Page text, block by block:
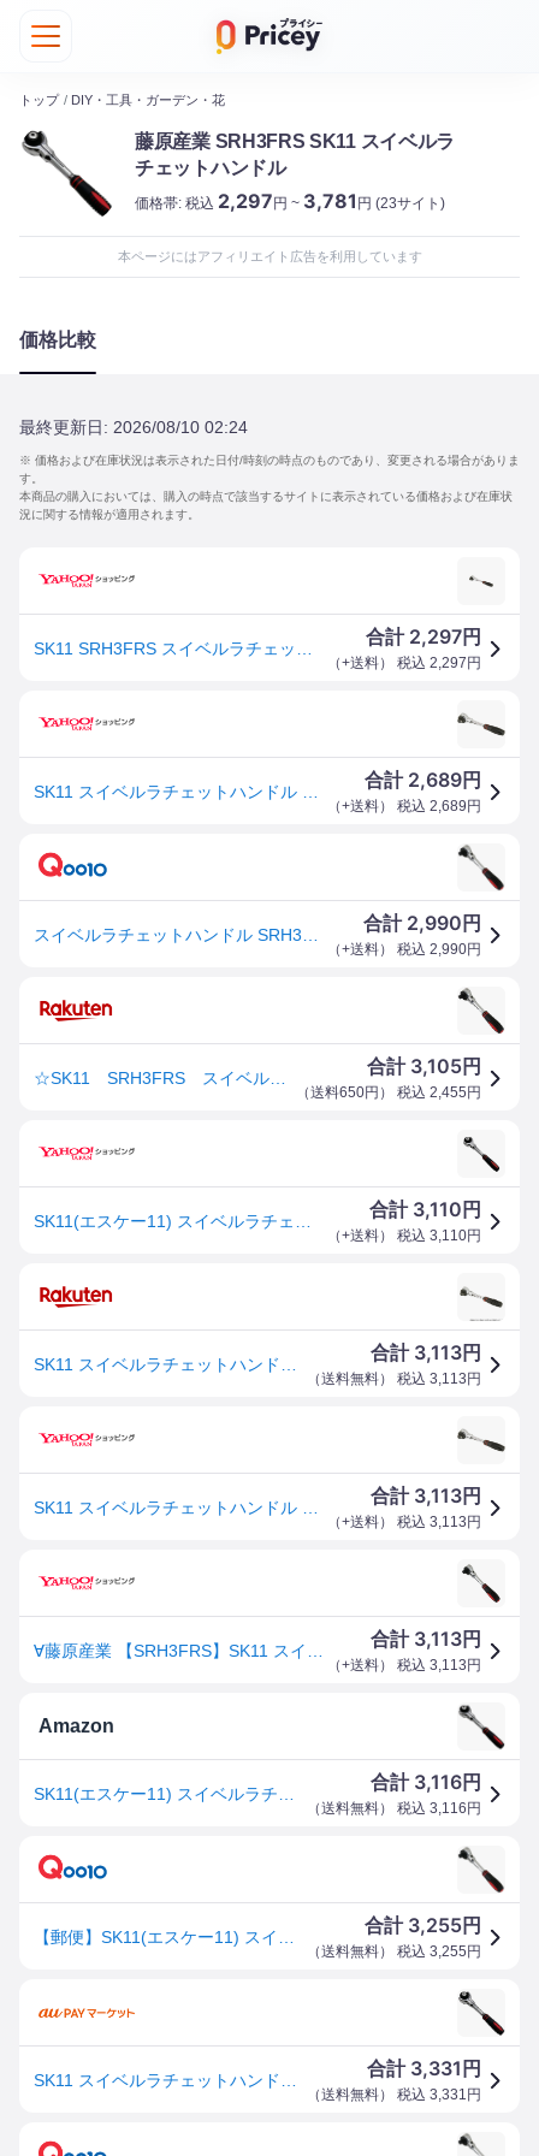
トップ / DIY・工具・ガーデン・花
藤原産業 SRH3FRS SK11 スイベルラ
チェットハンドル
価格帯: 税込 2,297円 ~ 3,781 円 (23サイト)
本ページにはアフィリエイト広告を利用しています
価格比較
最終更新日: 2026/08/10 02:24
※ 価格および在庫状況は表示された日付/時刻の時点のものであり、変更される場合がありま
す。
本商品の購入においては、購入の時点で該当するサイトに表示されている価格および在庫状
況に関する情報が適用されます。
合計 2,297円
（+送料） 税込 2,297 円
合計 2,689円
（+送料） 税込 2,689 円
合計 2,990 円
（+送料） 税込 2,990円
合計 3,105円
（送料650円 ） 税込 2,455 円
合計 3,110 円
（+送料） 税込 3,110円
合計 3,113円
（送料無料） 税込 3,113 円
合計 3,113円
（+送料） 税込 3,113 円
合計 3,113円
（+送料） 税込 3,113 円
Amazon
合計 3,116円
（送料無料） 税込 3,116 円
合計 3,255円
（送料無料） 税込 3,255 円
合計 3,331 円
（送料無料） 税込 3,331 円